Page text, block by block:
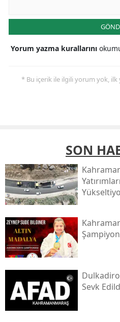
Yorum yazma kurallarını
* Bu içerik ile ilgili yorum yok, ilk
SON
Sevk